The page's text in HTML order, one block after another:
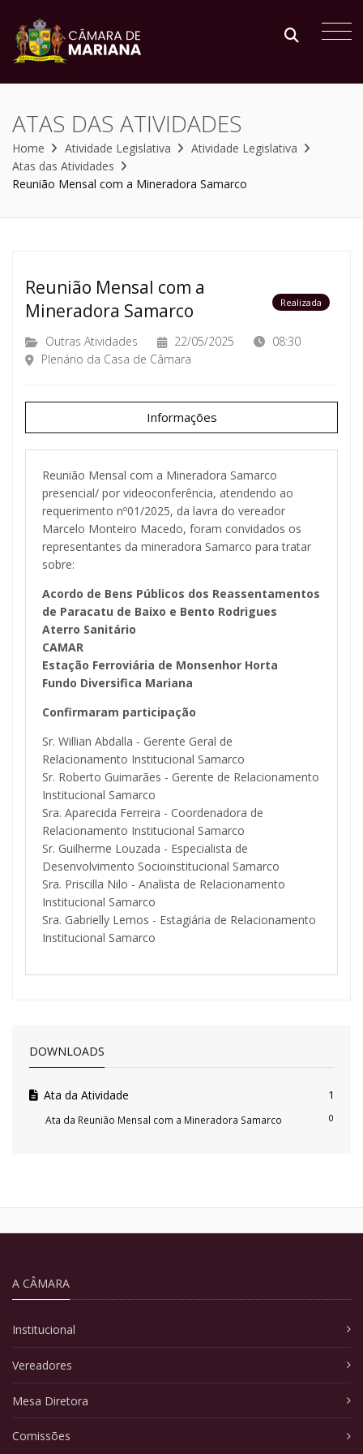
ATAS DAS ATIVIDADES
Home Atividade Legislativa
Atividade Legislativa
Atas das Atividades
Reunião Mensal com a Mineradora Samarco
Reunião Mensal com a
Mineradora Samarco
Realizada
Outras Atividades 22/05/2025
08:30
Plenário da Casa de Câmara
Informações
Reunião Mensal com a Mineradora Samarco
presencial/ por videoconferência, atendendo ao
requerimento nº01/2025, da lavra do vereador
Marcelo Monteiro Macedo, foram convidados os
representantes da mineradora Samarco para tratar
sobre:
Acordo de Bens Públicos dos Reassentamentos
de Paracatu de Baixo e Bento Rodrigues
Aterro Sanitário
CAMAR
Estação Ferroviária de Monsenhor Horta
Fundo Diversifica Mariana
Confirmaram participação
Sr. Willian Abdalla - Gerente Geral de
Relacionamento Institucional Samarco
Sr. Roberto Guimarães - Gerente de Relacionamento
Institucional Samarco
Sra. Aparecida Ferreira - Coordenadora de
Relacionamento Institucional Samarco
Sr. Guilherme Louzada - Especialista de
Desenvolvimento Socioinstitucional Samarco
Sra. Priscilla Nilo - Analista de Relacionamento
Institucional Samarco
Sra. Gabrielly Lemos - Estagiária de Relacionamento
Institucional Samarco
DOWNLOADS
Ata da Atividade 1
Ata da Reunião Mensal com a Mineradora Samarco 0
A CÂMARA
Institucional
Vereadores
Mesa Diretora
Comissões